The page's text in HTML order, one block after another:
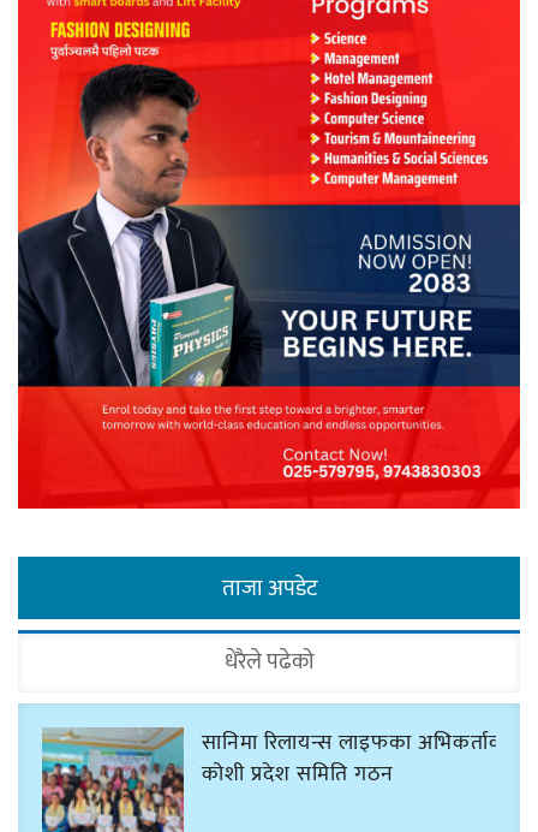
ताजा अपडेट
धेरैले पढेको
सानिमा रिलायन्स लाइफका अभिकर्ताको
कोशी प्रदेश समिति गठन